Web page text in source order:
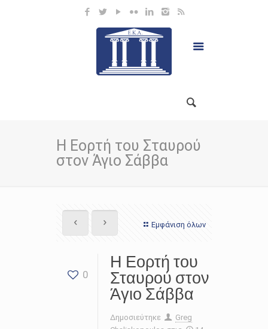
Η Εορτή του Σταυρού
στον Άγιο Σάββα
Εμφάνιση όλων
0
Η Εορτή του
Σταυρού στον
Άγιο Σάββα
Δημοσιεύτηκε
Greg